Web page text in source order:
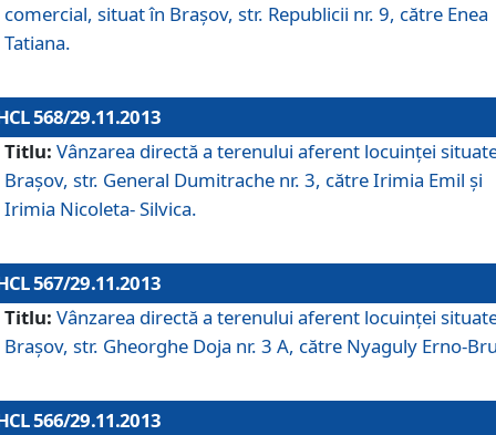
comercial, situat în Braşov, str. Republicii nr. 9, către Enea
Tatiana.
568/29.11.2013
Titlu: Vânzarea directă a terenului aferent locuinţei
Braşov, str. General Dumitrache nr. 3, către Irimia Emil şi
Irimia Nicoleta- Silvica.
567/29.11.2013
Titlu: Vânzarea directă a terenului aferent locuinţei
Braşov, str. Gheorghe Doja nr. 3 A, către Nyaguly Erno-
566/29.11.2013